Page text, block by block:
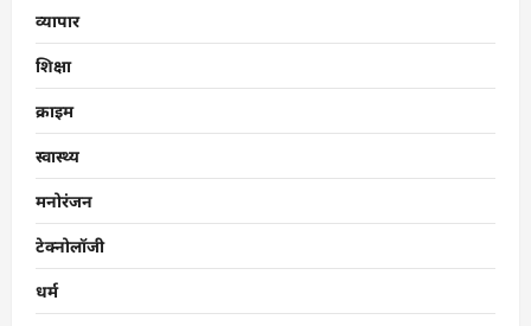
व्यापार
शिक्षा
क्राइम
स्वास्थ्य
मनोरंजन
टेक्नोलॉजी
धर्म